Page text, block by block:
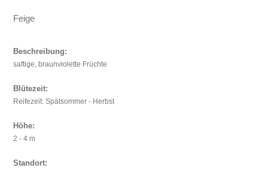
Feige
Beschreibung:
saftige, braunviolette Früchte
Blütezeit:
Reifezeit: Spätsommer - Herbst
Höhe:
2 - 4 m
Standort: